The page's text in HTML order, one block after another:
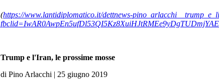
(https://www.lantidiplomatico.it/dettnews-
Trump e l'Iran, le prossime mosse
di Pino Arlacchi | 25 giugno 2019